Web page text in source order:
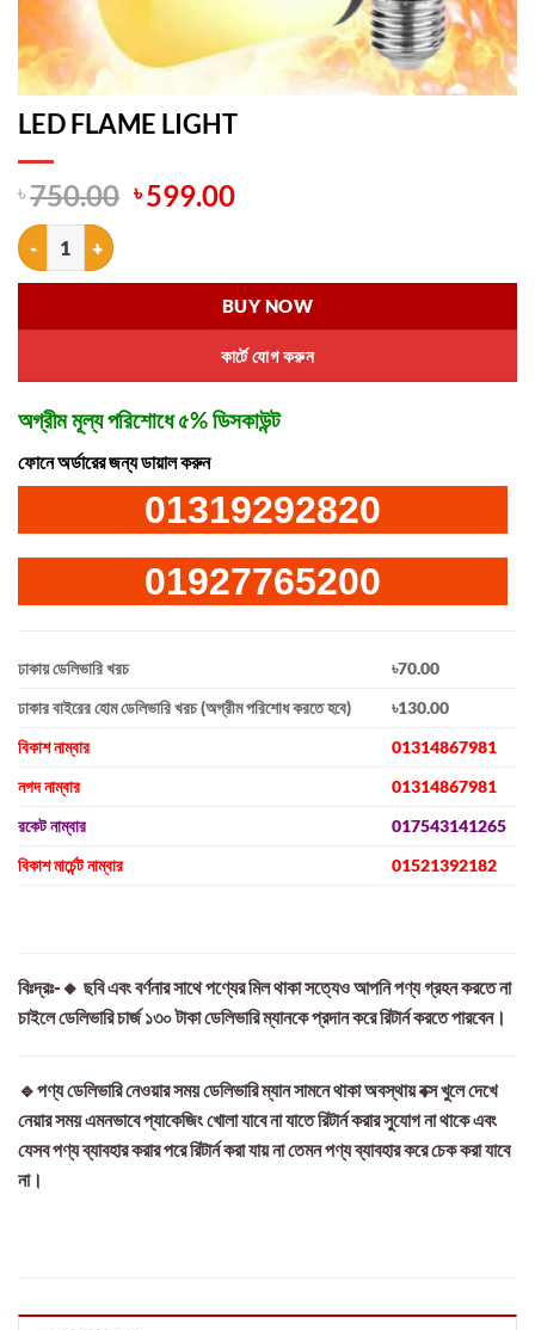
LED FLAME LIGHT
৳750.00 Original
৳ 750.00.
৳599.00Current
৳ 599.00.
LED FLAME LIGHT quantity
কার্টে যোগ করুন
BUY NOW
অগ্রীম মূল্য পরিশোধে ৫% ডিসকাউন্ট
ফোনে অর্ডারের জন্য ডায়াল করুন
01319292820
01927765200
ঢাকায় ডেলিভারি খরচ
৳70.00
ঢাকার বাইরের হোম ডেলিভারি খরচ (অগ্রীম পরিশোধ করতে হবে)
৳130.00
বিকাশ নাম্বার
01314867981
নগদ নাম্বার
01314867981
রকেট নাম্বার
017543141265
বিকাশ মার্চেন্ট নাম্বার
01521392182
বিঃদ্রঃ-🔸 ছবি এবং বর্ণনার সাথে পণ্যের মিল থাকা সত্যেও আপনি পণ্য গ্রহন করতে না
চাইলে ডেলিভারি চার্জ ১৩০ টাকা ডেলিভারি ম্যানকে প্রদান করে রিটার্ন করতে পারবেন।
🔹পণ্য ডেলিভারি নেওয়ার সময় ডেলিভারি ম্যান সামনে থাকা অবস্থায় বক্স খুলে দেখে
নেয়ার সময় এমনভাবে প্যাকেজিং খোলা যাবে না যাতে রিটার্ন করার সুযোগ না থাকে এবং
যেসব পণ্য ব্যাবহার করার পরে রিটার্ন করা যায় না তেমন পণ্য ব্যাবহার করে চেক করা যাবে
না।